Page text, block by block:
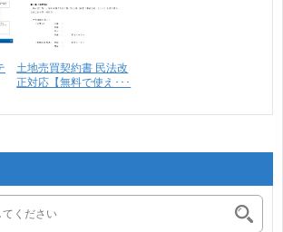
土地売買契約書 民法改
正対応【無料で使え･･･